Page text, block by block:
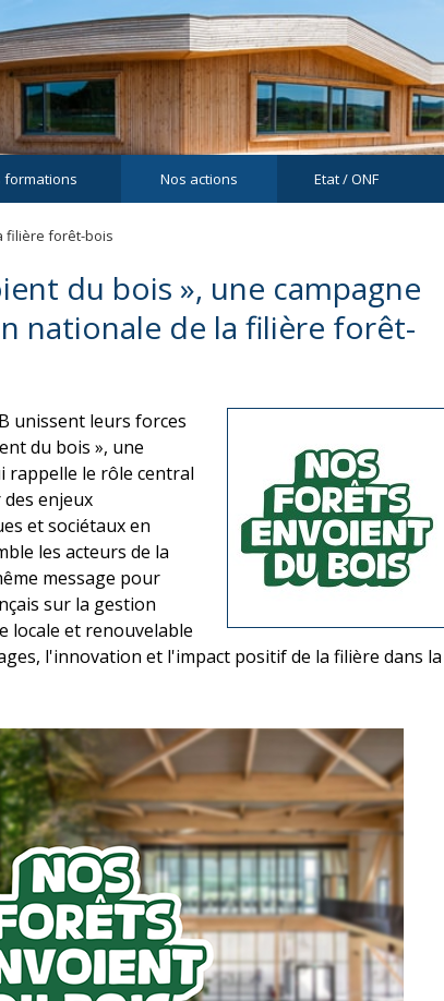
formations Nos actions Etat / ONF
filière forêt-bois
du bois », une campagne
nationale de la filière forêt-
unissent leurs forces
du bois », une
rappelle le rôle central
enjeux
et sociétaux en
les acteurs de la
message pour
sur la gestion
locale et renouvelable
l'innovation et l'impact positif de la filière dans la